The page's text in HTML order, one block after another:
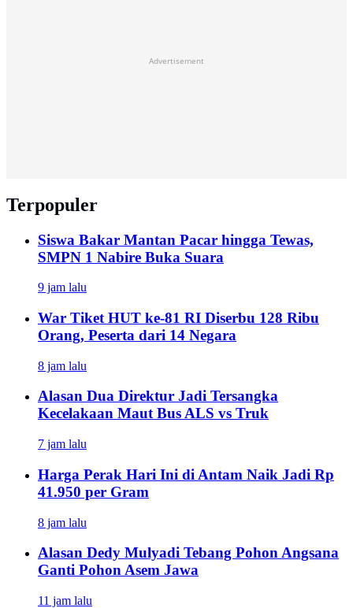
Advertisement
Terpopuler
Siswa Bakar Mantan Pacar hingga Tewas,
SMPN 1 Nabire Buka Suara
9 jam lalu
War Tiket HUT ke-81 RI Diserbu 128 Ribu
Orang, Peserta dari 14 Negara
8 jam lalu
Alasan Dua Direktur Jadi Tersangka
Kecelakaan Maut Bus ALS vs Truk
7 jam lalu
Harga Perak Hari Ini di Antam Naik Jadi Rp
41.950 per Gram
8 jam lalu
Alasan Dedy Mulyadi Tebang Pohon Angsana
Ganti Pohon Asem Jawa
11 jam lalu